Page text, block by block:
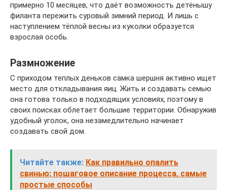
примерно 10 месяцев, что даёт возможность детёнышу
филанта пережить суровый зимний период. И лишь с
наступлением тёплой весны из куколки образуется
взрослая особь.
Размножение
С приходом теплых деньков самка шершня активно ищет
место для откладывания яиц. Жить и создавать семью
она готова только в подходящих условиях, поэтому в
своих поисках облетает большие территории. Обнаружив
удобный уголок, она незамедлительно начинает
создавать свой дом.
Читайте также: Как правильно опалить
свинью: пошаговое описание процесса, самые
простые способы